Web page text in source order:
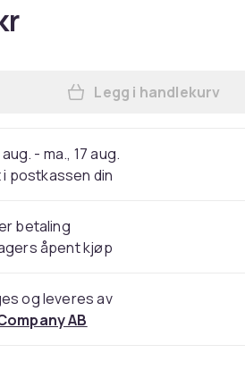
Legg
Legg i handlekurv
aug. - ma., 17 aug.
postkassen din
betaling
åpent kjøp
og leveres av
AB